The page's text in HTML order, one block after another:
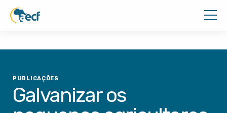
PUBLICAÇÕES
Galvanizar os